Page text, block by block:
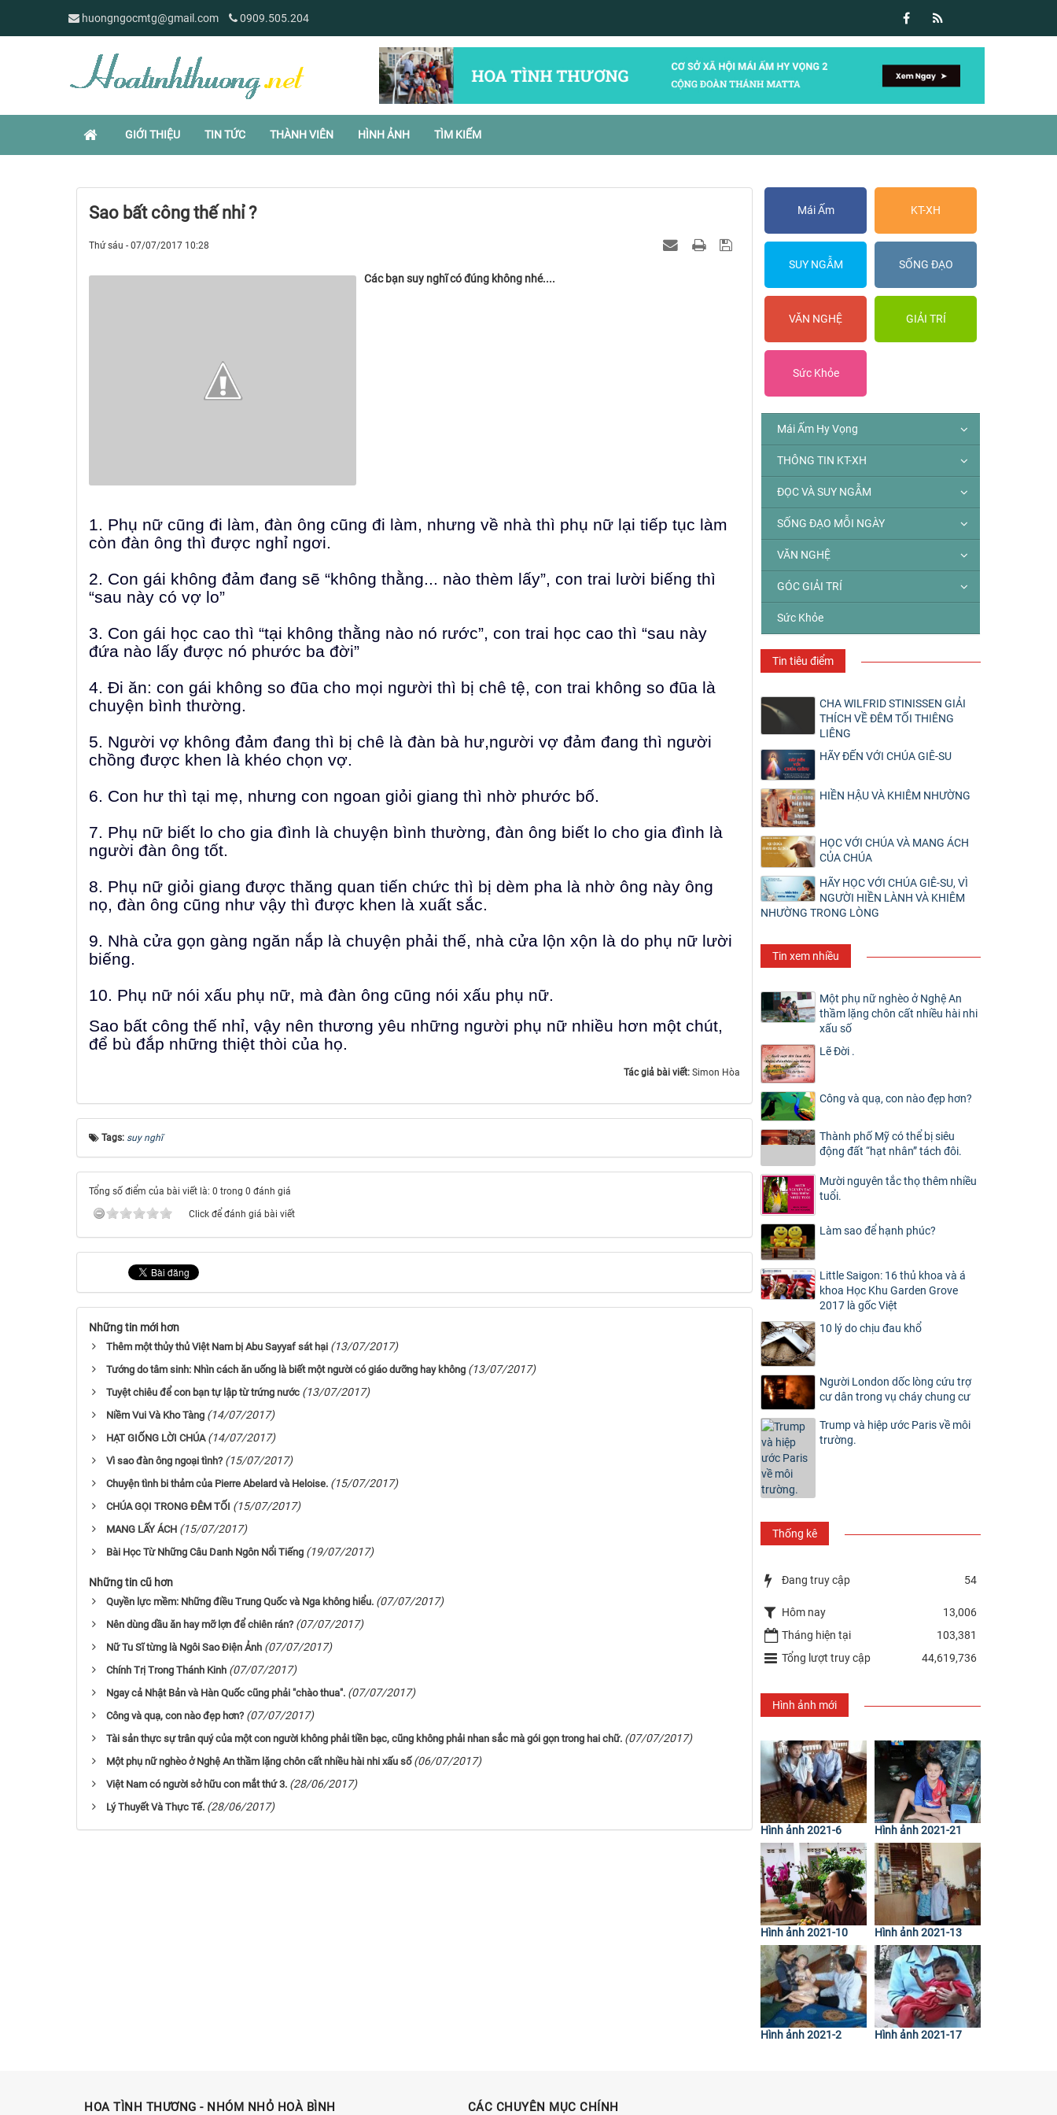
huongngocmtg@gmail.com 0909.505.204
GIỚI THIỆU TIN TỨC THÀNH VIÊN HÌNH ẢNH TÌM KIẾM
Sao bất công thế nhỉ ?
Thứ sáu - 07/07/2017 10:28
Các bạn suy nghĩ có đúng không nhé....
1. Phụ nữ cũng đi làm, đàn ông cũng đi làm, nhưng về nhà thì phụ nữ lại tiếp tục làm
còn đàn ông thì được nghỉ ngơi.
2. Con gái không đảm đang sẽ “không thằng... nào thèm lấy”, con trai lười biếng thì
“sau này có vợ lo”
3. Con gái học cao thì “tại không thằng nào nó rước”, con trai học cao thì “sau này
đứa nào lấy được nó phước ba đời”
4. Đi ăn: con gái không so đũa cho mọi người thì bị chê tệ, con trai không so đũa là
chuyện bình thường.
5. Người vợ không đảm đang thì bị chê là đàn bà hư,người vợ đảm đang thì người
chồng được khen là khéo chọn vợ.
6. Con hư thì tại mẹ, nhưng con ngoan giỏi giang thì nhờ phước bố.
7. Phụ nữ biết lo cho gia đình là chuyện bình thường, đàn ông biết lo cho gia đình là
người đàn ông tốt.
8. Phụ nữ giỏi giang được thăng quan tiến chức thì bị dèm pha là nhờ ông này ông
nọ, đàn ông cũng như vậy thì được khen là xuất sắc.
9. Nhà cửa gọn gàng ngăn nắp là chuyện phải thế, nhà cửa lộn xộn là do phụ nữ lười
biếng.
10. Phụ nữ nói xấu phụ nữ, mà đàn ông cũng nói xấu phụ nữ.
Sao bất công thế nhỉ, vậy nên thương yêu những người phụ nữ nhiều hơn một chút,
để bù đắp những thiệt thòi của họ.
Tác giả bài viết: Simon Hòa
Tags: suy nghĩ
Tổng số điểm của bài viết là: 0 trong 0 đánh giá
Click để đánh giá bài viết
Những tin mới hơn
Thêm một thủy thủ Việt Nam bị Abu Sayyaf sát hại (13/07/2017)
Tướng do tâm sinh: Nhìn cách ăn uống là biết một người có giáo dưỡng hay không (13/07/2017)
Tuyệt chiêu để con bạn tự lập từ trứng nước (13/07/2017)
Niềm Vui Và Kho Tàng (14/07/2017)
HẠT GIỐNG LỜI CHÚA (14/07/2017)
Vì sao đàn ông ngoại tình? (15/07/2017)
Chuyện tình bi thảm của Pierre Abelard và Heloise. (15/07/2017)
CHÚA GỌI TRONG ĐÊM TỐI (15/07/2017)
MANG LẤY ÁCH (15/07/2017)
Bài Học Từ Những Câu Danh Ngôn Nổi Tiếng (19/07/2017)
Những tin cũ hơn
Quyền lực mềm: Những điều Trung Quốc và Nga không hiểu. (07/07/2017)
Nên dùng dầu ăn hay mỡ lợn để chiên rán? (07/07/2017)
Nữ Tu Sĩ từng là Ngôi Sao Điện Ảnh (07/07/2017)
Chính Trị Trong Thánh Kinh (07/07/2017)
Ngay cả Nhật Bản và Hàn Quốc cũng phải "chào thua". (07/07/2017)
Công và quạ, con nào đẹp hơn? (07/07/2017)
Tài sản thực sự trân quý của một con người không phải tiền bạc, cũng không phải nhan sắc mà gói gọn trong hai chữ. (07/07/2017)
Một phụ nữ nghèo ở Nghệ An thầm lặng chôn cất nhiều hài nhi xấu số (06/07/2017)
Việt Nam có người sở hữu con mắt thứ 3. (28/06/2017)
Lý Thuyết Và Thực Tế. (28/06/2017)
Mái Ấm KT-XH
SUY NGẪM SỐNG ĐẠO
VĂN NGHỆ GIẢI TRÍ
Sức Khỏe
Mái Ấm Hy Vọng
THÔNG TIN KT-XH
ĐỌC VÀ SUY NGẪM
SỐNG ĐẠO MỖI NGÀY
VĂN NGHỆ
GÓC GIẢI TRÍ
Sức Khỏe
Tin tiêu điểm
CHA WILFRID STINISSEN GIẢI
THÍCH VỀ ĐÊM TỐI THIÊNG
LIÊNG
HÃY ĐẾN VỚI CHÚA GIÊ-SU
HIỀN HẬU VÀ KHIÊM NHƯỜNG
HỌC VỚI CHÚA VÀ MANG ÁCH
CỦA CHÚA
HÃY HỌC VỚI CHÚA GIÊ-SU, VÌ
NGƯỜI HIỀN LÀNH VÀ KHIÊM
NHƯỜNG TRONG LÒNG
Tin xem nhiều
Một phụ nữ nghèo ở Nghệ An
thầm lặng chôn cất nhiều hài nhi
xấu số
Lẽ Đời .
Công và quạ, con nào đẹp hơn?
Thành phố Mỹ có thể bị siêu
động đất “hạt nhân” tách đôi.
Mười nguyên tắc thọ thêm nhiều
tuổi.
Làm sao để hạnh phúc?
Little Saigon: 16 thủ khoa và á
khoa Học Khu Garden Grove
2017 là gốc Việt
10 lý do chịu đau khổ
Người London dốc lòng cứu trợ
cư dân trong vụ cháy chung cư
Trump và hiệp ước Paris về môi
trường.
Thống kê
Đang truy cập 54
Hôm nay
13,006
Tháng hiện tại
103,381
Tổng lượt truy cập
44,619,736
Hình ảnh mới
Hình ảnh 2021-6 Hình ảnh 2021-21
Hình ảnh 2021-10 Hình ảnh 2021-13
Hình ảnh 2021-2 Hình ảnh 2021-17
HOA TÌNH THƯƠNG - NHÓM NHỎ HOÀ BÌNH CÁC CHUYÊN MỤC CHÍNH